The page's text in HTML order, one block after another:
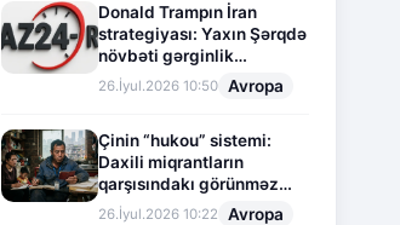
Donald Trampın İran
strategiyası: Yaxın Şərqdə
növbəti gərginlik
mərhələsi
26.İyul.2026 10:50 Avropa
Çinin “hukou” sistemi:
Daxili miqrantların
qarşısındakı görünməz
sədd
26.İyul.2026 10:22 Avropa